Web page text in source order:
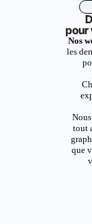
pour
Nos
les
tout
que